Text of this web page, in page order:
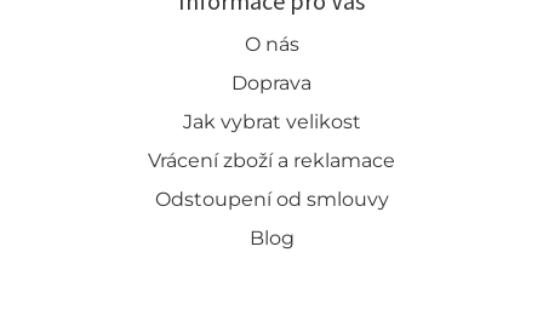
O nás
Doprava
Jak vybrat velikost
Vrácení zboží a reklamace
Odstoupení od smlouvy
Blog